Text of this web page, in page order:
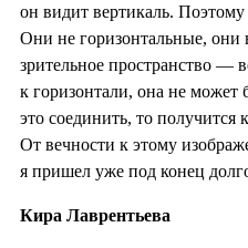
он видит вертикаль.
Они не горизонтальные, они
зрительное пространство —
к горизонтали, она не может
это соединить, то получится
От вечности к этому
я пришел уже под конец
Кира Лаврентьева